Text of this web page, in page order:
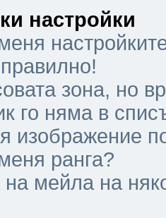
настройки
зона, но
го няма в
изображение
ранга?
на мейла на